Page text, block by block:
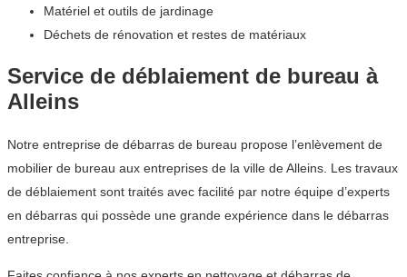
Matériel et outils de jardinage
Déchets de rénovation et restes de matériaux
Service de déblaiement de bureau à
Alleins
Notre entreprise de débarras de bureau propose l’enlèvement de
mobilier de bureau aux entreprises de la ville de Alleins. Les travaux
de déblaiement sont traités avec facilité par notre équipe d’experts
en débarras qui possède une grande expérience dans le débarras
entreprise.